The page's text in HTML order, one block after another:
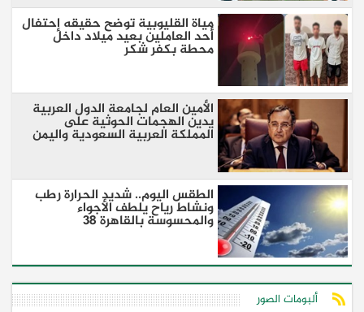
مياة القليوبية توضح حقيقه إحتفال
أحد العاملين بعيد ميلاد داخل
محطة بكفر شكر
الأمين العام لجامعة الدول العربية
يدين الهجمات الحوثية على
المملكة العربية السعودية واليمن
الطقس اليوم.. شديد الحرارة رطب
ونشاط رياح يلطف الأجواء
والمحسوسة بالقاهرة 38
ألبومات الصور